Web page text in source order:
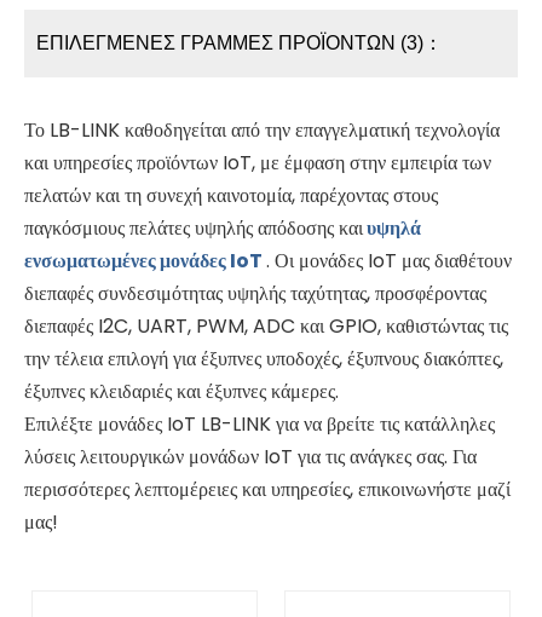
ΕΠΙΛΕΓΜΕΝΕΣ ΓΡΑΜΜΕΣ ΠΡΟΪΟΝΤΩΝ (3)：
Το LB-LINK καθοδηγείται από την επαγγελματική τεχνολογία
και υπηρεσίες προϊόντων IoT, με έμφαση στην εμπειρία των
πελατών και τη συνεχή καινοτομία, παρέχοντας στους
παγκόσμιους πελάτες υψηλής απόδοσης καιυψηλά
ενσωματωμένες μονάδες IoT. Οι μονάδες IoT μας διαθέτουν
διεπαφές συνδεσιμότητας υψηλής ταχύτητας, προσφέροντας
διεπαφές I2C, UART, PWM, ADC και GPIO, καθιστώντας τις
την τέλεια επιλογή για έξυπνες υποδοχές, έξυπνους διακόπτες,
έξυπνες κλειδαριές και έξυπνες κάμερες.
Επιλέξτε μονάδες IoT LB-LINK για να βρείτε τις κατάλληλες
λύσεις λειτουργικών μονάδων IoT για τις ανάγκες σας. Για
περισσότερες λεπτομέρειες και υπηρεσίες, επικοινωνήστε μαζί
μας!